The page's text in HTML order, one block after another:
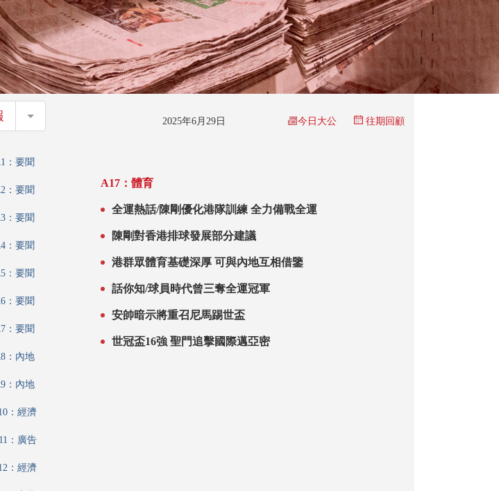
大公報 2025年6月29日 今日大公 往期回顧
：要聞
：要聞
：要聞
：要聞
：要聞
：要聞
：要聞
：內地
：內地
：經濟
：廣告
：經濟
A17：體育
全運熱話/陳剛優化港隊訓練 全力備戰全運
陳剛對香港排球發展部分建議
港群眾體育基礎深厚 可與內地互相借鑒
話你知/球員時代曾三奪全運冠軍
安帥暗示將重召尼馬踢世盃
世冠盃16強 聖門追擊國際邁亞密